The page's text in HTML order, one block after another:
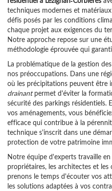
techniques modernes et
défis posés par les conditions
chaque projet aux exigences du
Notre approche repose sur une
méthodologie éprouvée qui
La problématique de la gestion
nos préoccupations. Dans une
où les précipitations peuvent être
drainantpermet d'éviter la
sécurité des parkings résidentiels.
vos aménagements, vous
efficace qui contribue à la
technique s'inscrit dans une
protection de votre patrimoine
Notre équipe d'experts travaille
propriétaires, les architectes et
prenons le temps d'écouter vos
les solutions adaptées à vos